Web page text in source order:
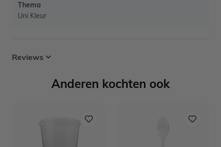
Thema
Uni Kleur
Reviews
Anderen kochten ook